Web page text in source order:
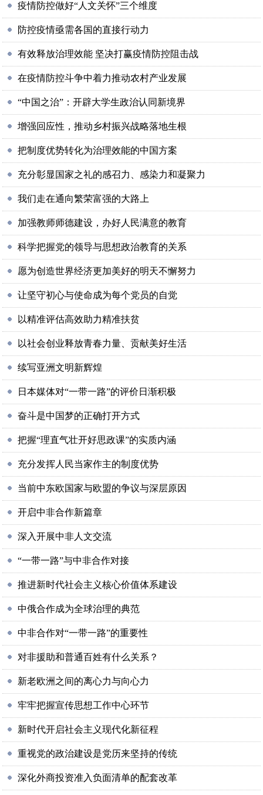
疫情防控做好“人文关怀”三个维度
防控疫情亟需各国的直接行动力
有效释放治理效能 坚决打赢疫情防控阻击战
在疫情防控斗争中着力推动农村产业发展
“中国之治”：开辟大学生政治认同新境界
增强回应性，推动乡村振兴战略落地生根
把制度优势转化为治理效能的中国方案
充分彰显国家之礼的感召力、感染力和凝聚力
我们走在通向繁荣富强的大路上
加强教师师德建设，办好人民满意的教育
科学把握党的领导与思想政治教育的关系
愿为创造世界经济更加美好的明天不懈努力
让坚守初心与使命成为每个党员的自觉
以精准评估高效助力精准扶贫
以社会创业释放青春力量、贡献美好生活
续写亚洲文明新辉煌
日本媒体对“一带一路”的评价日渐积极
奋斗是中国梦的正确打开方式
把握“理直气壮开好思政课”的实质内涵
充分发挥人民当家作主的制度优势
当前中东欧国家与欧盟的争议与深层原因
开启中非合作新篇章
深入开展中非人文交流
“一带一路”与中非合作对接
推进新时代社会主义核心价值体系建设
中俄合作成为全球治理的典范
中非合作对“一带一路”的重要性
对非援助和普通百姓有什么关系？
新老欧洲之间的离心力与向心力
牢牢把握宣传思想工作中心环节
新时代开启社会主义现代化新征程
重视党的政治建设是党历来坚持的传统
深化外商投资准入负面清单的配套改革